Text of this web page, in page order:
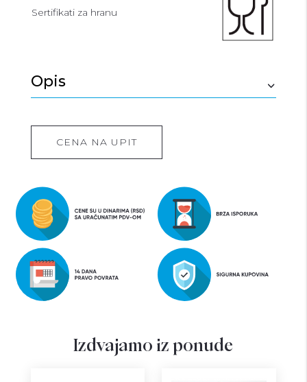
Sertifikati za hranu
Opis
CENA NA UPIT
Izdvajamo iz ponude